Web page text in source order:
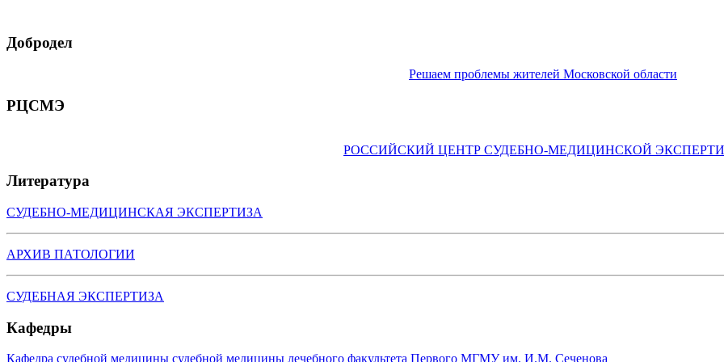
Добродел
Решаем проблемы жителей Московской области
РЦСМЭ
РОССИЙСКИЙ ЦЕНТР СУДЕБНО-МЕДИЦИНСКОЙ
Литература
СУДЕБНО-МЕДИЦИНСКАЯ ЭКСПЕРТИЗА
АРХИВ ПАТОЛОГИИ
СУДЕБНАЯ ЭКСПЕРТИЗА
Кафедры
Кафедра судебной медицины судебной медицины лечебного факультета Первого МГМУ им. И.М. Сеченова